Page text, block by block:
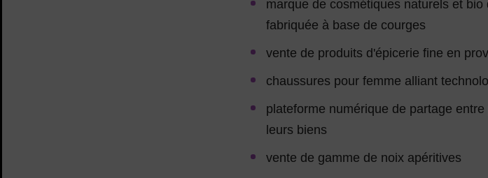
marque de cosmétiques naturels et
fabriquée à base de courges
vente de produits d'épicerie fine en
chaussures pour femme alliant
plateforme numérique de partage
leurs biens
vente de gamme de noix apéritives